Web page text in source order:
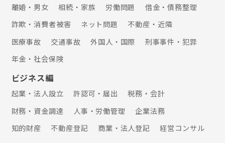
離婚・男女 相続・家族 労働問題
借金・債務整理
詐欺・消費者被害
ネット問題
不動産・近隣
医療事故
交通事故 外国人・国際
刑事事件・犯罪
年金・社会保険
ビジネス編
起業・法人設立 許認可・届出
税務・会計
財務・資金調達
人事・労働管理
企業法務
知的財産
不動産登記 商業・法人登記 経営コンサル